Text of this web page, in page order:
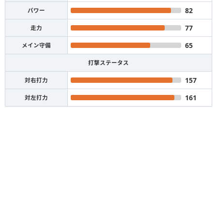
パワー 82
走力 77
メイン守備 65
打撃ステータス
対右打力 157
対左打力 161